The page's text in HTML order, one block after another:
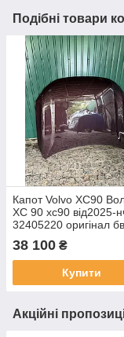
Подібні товари
Капот Volvo XC90
XC 90 хс90 від2025-
32405220 оригінал
мінімальна
зкраю усунена ( на
видно)
38 100 ₴
Купити
Акційні